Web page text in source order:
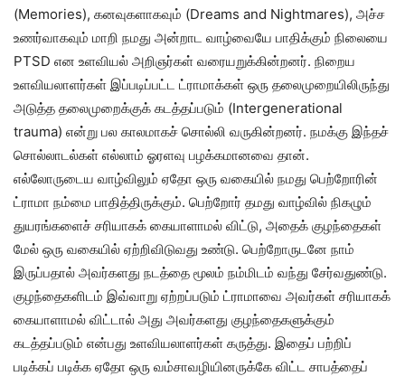
(Memories), கனவுகளாகவும் (Dreams and Nightmares), அச்ச
உணர்வாகவும் மாறி நமது அன்றாட வாழ்வையே பாதிக்கும் நிலையை
PTSD என உளவியல் அறிஞர்கள் வரையறுக்கின்றனர். நிறைய
உளவியலாளர்கள் இப்படிப்பட்ட ட்ராமாக்கள் ஒரு தலைமுறையிலிருந்து
அடுத்த தலைமுறைக்குக் கடத்தப்படும் (Intergenerational
trauma) என்று பல காலமாகச் சொல்லி வருகின்றனர். நமக்கு இந்தச்
சொல்லாடல்கள் எல்லாம் ஓரளவு பழக்கமானவை தான்.
எல்லோருடைய வாழ்விலும் ஏதோ ஒரு வகையில் நமது பெற்றோரின்
ட்ராமா நம்மை பாதித்திருக்கும். பெற்றோர் தமது வாழ்வில் நிகழும்
துயரங்களைச் சரியாகக் கையாளாமல் விட்டு, அதைக் குழந்தைகள்
மேல் ஒரு வகையில் ஏற்றிவிடுவது உண்டு. பெற்றோருடனே நாம்
இருப்பதால் அவர்களது நடத்தை மூலம் நம்மிடம் வந்து சேர்வதுண்டு.
குழந்தைகளிடம் இவ்வாறு ஏற்றப்படும் ட்ராமாவை அவர்கள் சரியாகக்
கையாளாமல் விட்டால் அது அவர்களது குழந்தைகளுக்கும்
கடத்தப்படும் என்பது உளவியலாளர்கள் கருத்து. இதைப் பற்றிப்
படிக்கப் படிக்க ஏதோ ஒரு வம்சாவழியினருக்கே விட்ட சாபத்தைப்